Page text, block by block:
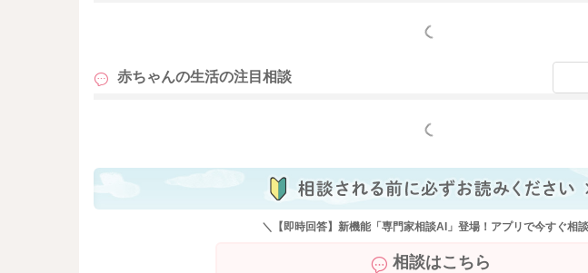
もっと見る
赤ちゃんの生活の注目相談
もっと見る
＼【即時回答】新機能「専門家相談AI」登場！アプリで今すぐ相
相談はこちら